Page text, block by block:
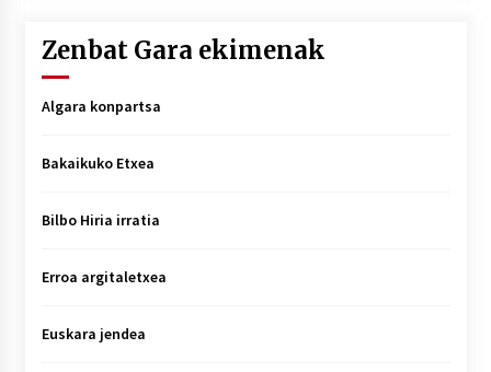
Zenbat Gara ekimenak
Algara konpartsa
Bakaikuko Etxea
Bilbo Hiria irratia
Erroa argitaletxea
Euskara jendea